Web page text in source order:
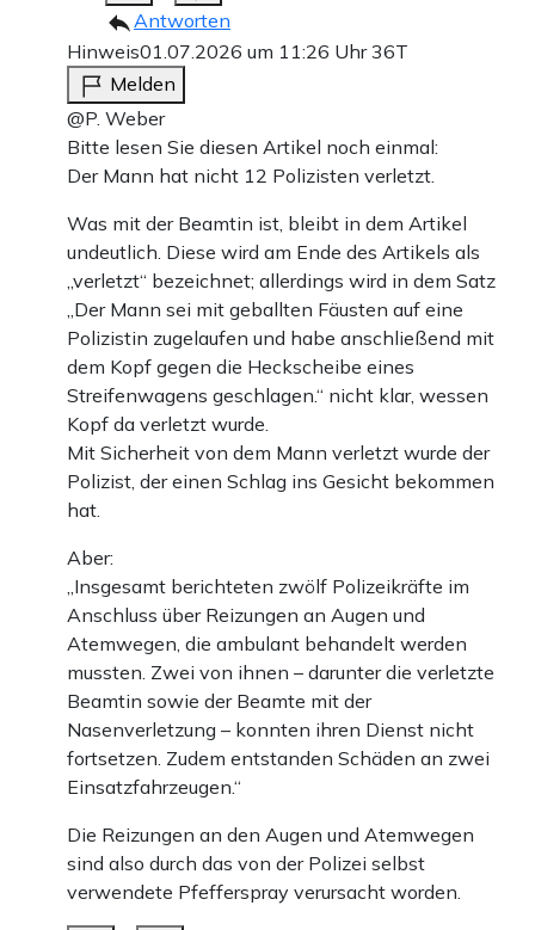
Antworten
Hinweis01.07.2026 um 11:26 Uhr36T
Melden
@P. Weber
Bitte lesen Sie diesen Artikel noch einmal:
Der Mann hat nicht 12 Polizisten verletzt.
Was mit der Beamtin ist, bleibt in dem Artikel
undeutlich. Diese wird am Ende des Artikels als
„verletzt“ bezeichnet; allerdings wird in dem Satz
„Der Mann sei mit geballten Fäusten auf eine
Polizistin zugelaufen und habe anschließend mit
dem Kopf gegen die Heckscheibe eines
Streifenwagens geschlagen.“ nicht klar, wessen
Kopf da verletzt wurde.
Mit Sicherheit von dem Mann verletzt wurde der
Polizist, der einen Schlag ins Gesicht bekommen
hat.
Aber:
„Insgesamt berichteten zwölf Polizeikräfte im
Anschluss über Reizungen an Augen und
Atemwegen, die ambulant behandelt werden
mussten. Zwei von ihnen – darunter die verletzte
Beamtin sowie der Beamte mit der
Nasenverletzung – konnten ihren Dienst nicht
fortsetzen. Zudem entstanden Schäden an zwei
Einsatzfahrzeugen.“
Die Reizungen an den Augen und Atemwegen
sind also durch das von der Polizei selbst
verwendete Pfefferspray verursacht worden.